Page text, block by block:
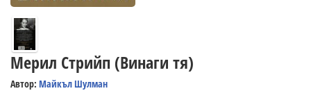
Мерил Стрийп (Винаги тя)
Автор: Майкъл Шулман